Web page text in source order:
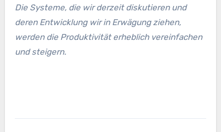
Die Systeme, die wir derzeit diskutieren und
deren Entwicklung wir in Erwägung ziehen,
werden die Produktivität erheblich vereinfachen
und steigern.